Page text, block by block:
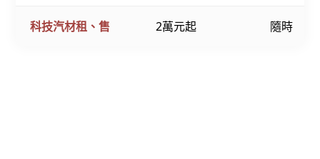
科技汽材租、售 2萬元起 隨時